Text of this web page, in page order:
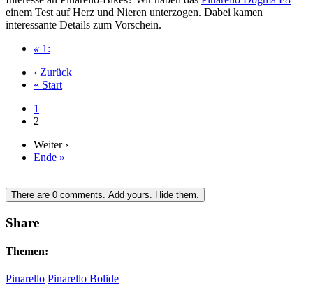
einem Test auf Herz und Nieren unterzogen. Dabei kamen
interessante Details zum Vorschein.
« 1:
‹ Zurück
« Start
1
2
Weiter ›
Ende »
There are 0 comments. Add yours. Hide them.
Share
Themen:
Pinarello Pinarello Bolide